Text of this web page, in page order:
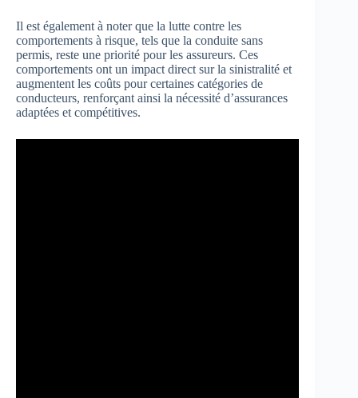
Il est également à noter que la lutte contre les
comportements à risque, tels que la conduite sans
permis, reste une priorité pour les assureurs. Ces
comportements ont un impact direct sur la sinistralité et
augmentent les coûts pour certaines catégories de
conducteurs, renforçant ainsi la nécessité d’assurances
adaptées et compétitives.